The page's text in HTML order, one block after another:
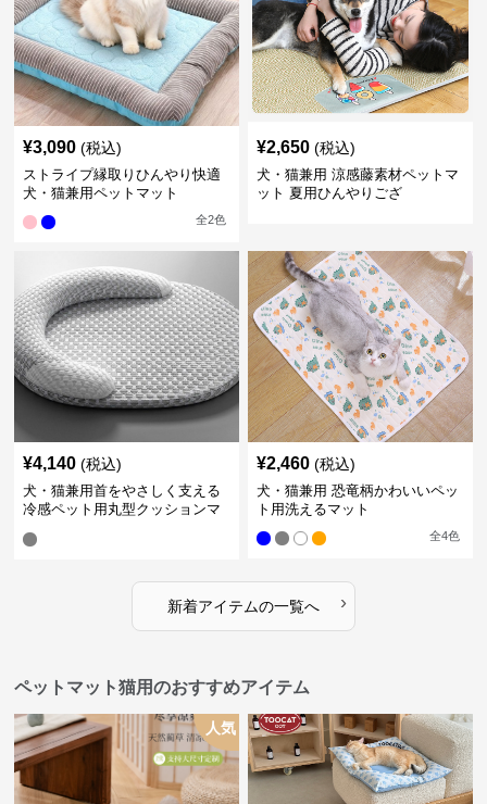
¥3,090 (税込)
ストライプ縁取りひんやり快適
犬・猫兼用ペットマット
全2色
¥2,650 (税込)
犬・猫兼用 涼感藤素材ペットマ
ット 夏用ひんやりござ
¥4,140 (税込)
犬・猫兼用首をやさしく支える
冷感ペット用丸型クッションマ
¥2,460 (税込)
犬・猫兼用 恐竜柄かわいいペッ
ト用洗えるマット
全4色
新着アイテムの一覧へ ›
ペットマット猫用のおすすめアイテム
人気